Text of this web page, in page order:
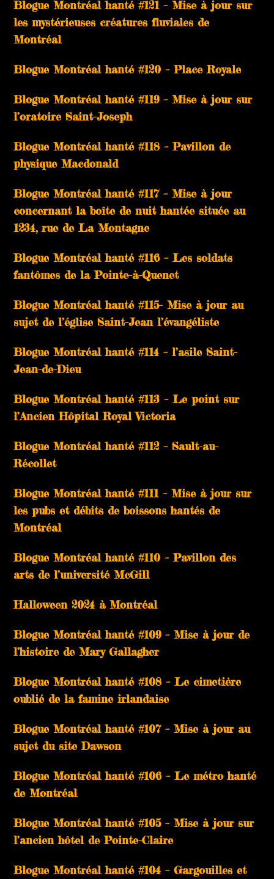
Blogue Montréal hanté #121 – Mise à jour sur
les mystérieuses créatures fluviales de
Montréal
Blogue Montréal hanté #120 – Place Royale
Blogue Montréal hanté #119 – Mise à jour sur
l’oratoire Saint-Joseph
Blogue Montréal hanté #118 – Pavillon de
physique Macdonald
Blogue Montréal hanté #117 – Mise à jour
concernant la boîte de nuit hantée située au
1234, rue de La Montagne
Blogue Montréal hanté #116 – Les soldats
fantômes de la Pointe-à-Quenet
Blogue Montréal hanté #115- Mise à jour au
sujet de l’église Saint-Jean l’évangéliste
Blogue Montréal hanté #114 – l’asile Saint-
Jean-de-Dieu
Blogue Montréal hanté #113 – Le point sur
l’Ancien Hôpital Royal Victoria
Blogue Montréal hanté #112 – Sault-au-
Récollet
Blogue Montréal hanté #111 – Mise à jour sur
les pubs et débits de boissons hantés de
Montréal
Blogue Montréal hanté #110 – Pavillon des
arts de l’université McGill
Halloween 2024 à Montréal
Blogue Montréal hanté #109 – Mise à jour de
l’histoire de Mary Gallagher
Blogue Montréal hanté #108 – Le cimetière
oublié de la famine irlandaise
Blogue Montréal hanté #107 – Mise à jour au
sujet du site Dawson
Blogue Montréal hanté #106 – Le métro hanté
de Montréal
Blogue Montréal hanté #105 – Mise à jour sur
l’ancien hôtel de Pointe-Claire
Blogue Montréal hanté #104 – Gargouilles et